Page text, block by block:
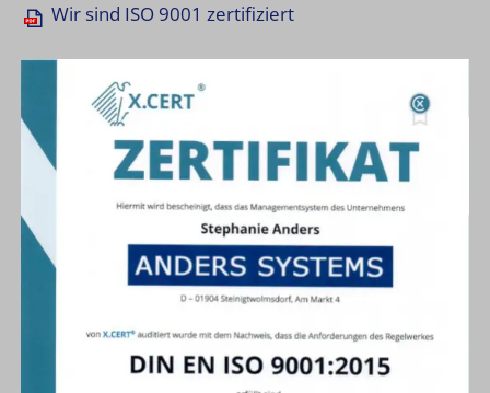
Wir sind ISO 9001 zertifiziert